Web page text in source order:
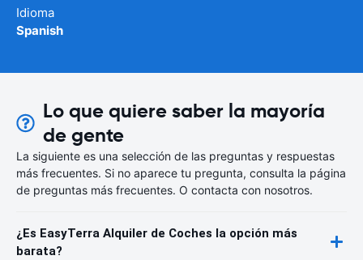
Idioma
Spanish
Lo que quiere saber la mayoría
de gente
La siguiente es una selección de las preguntas y respuestas
más frecuentes. Si no aparece tu pregunta, consulta la página
de preguntas más frecuentes. O contacta con nosotros.
¿Es EasyTerra Alquiler de Coches la opción más
barata?